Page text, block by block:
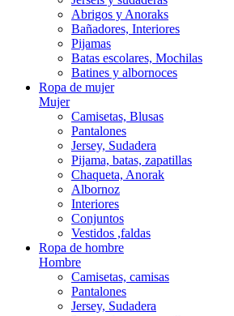
Abrigos y Anoraks
Bañadores, Interiores
Pijamas
Batas escolares, Mochilas
Batines y albornoces
Ropa de mujer
Mujer
Camisetas, Blusas
Pantalones
Jersey, Sudadera
Pijama, batas, zapatillas
Chaqueta, Anorak
Albornoz
Interiores
Conjuntos
Vestidos ,faldas
Ropa de hombre
Hombre
Camisetas, camisas
Pantalones
Jersey, Sudadera